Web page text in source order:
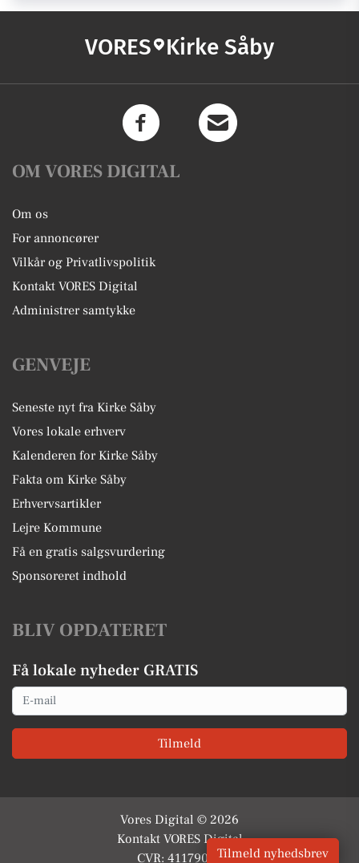
VORES Kirke Såby
OM VORES DIGITAL
Om os
For annoncører
Vilkår og Privatlivspolitik
Kontakt VORES Digital
Administrer samtykke
GENVEJE
Seneste nyt fra Kirke Såby
Vores lokale erhverv
Kalenderen for Kirke Såby
Fakta om Kirke Såby
Erhvervsartikler
Lejre Kommune
Få en gratis salgsvurdering
Sponsoreret indhold
BLIV OPDATERET
Få lokale nyheder GRATIS
Email
Tilmeld
Vores Digital © 2026
Kontakt VORES Digital
CVR: 41179082Tilmeld nyhedsbrev